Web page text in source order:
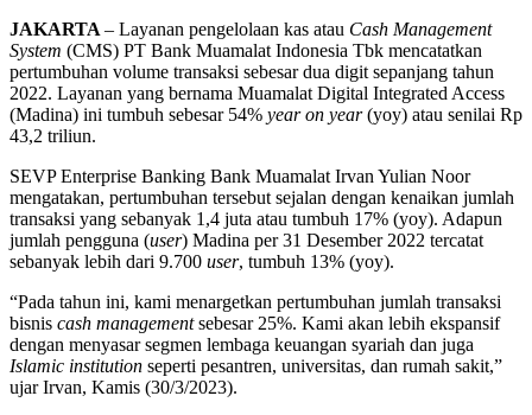
JAKARTA – Layanan pengelolaan kas atau Cash Management
System (CMS) PT Bank Muamalat Indonesia Tbk mencatatkan
pertumbuhan volume transaksi sebesar dua digit sepanjang tahun
2022. Layanan yang bernama Muamalat Digital Integrated Access
(Madina) ini tumbuh sebesar 54% year on year(yoy) atau senilai Rp
43,2 triliun.
SEVP Enterprise Banking Bank Muamalat Irvan Yulian Noor
mengatakan, pertumbuhan tersebut sejalan dengan kenaikan jumlah
transaksi yang sebanyak 1,4 juta atau tumbuh 17% (yoy). Adapun
jumlah pengguna (user) Madina per 31 Desember 2022 tercatat
sebanyak lebih dari 9.700 user, tumbuh 13% (yoy).
“Pada tahun ini, kami menargetkan pertumbuhan jumlah transaksi
bisnis cash managementsebesar 25%. Kami akan lebih ekspansif
dengan menyasar segmen lembaga keuangan syariah dan juga
Islamic institution seperti pesantren, universitas, dan rumah sakit,”
ujar Irvan, Kamis (30/3/2023).